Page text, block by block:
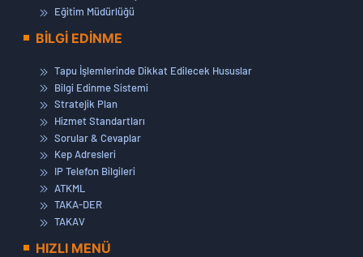
Eğitim Müdürlüğü
BİLGİ EDİNME
Tapu İşlemlerinde Dikkat Edilecek Hususlar
Bilgi Edinme Sistemi
Stratejik Plan
Hizmet Standartları
Sorular & Cevaplar
Kep Adresleri
IP Telefon Bilgileri
ATKML
TAKA-DER
TAKAV
HIZLI MENÜ